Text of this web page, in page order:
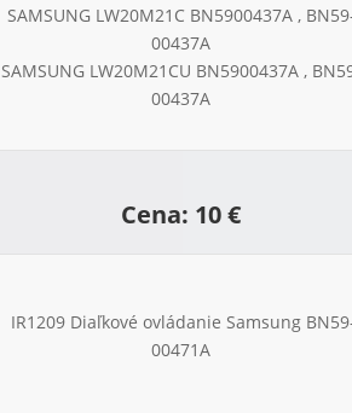
SAMSUNG LW20M21C BN5900437A ,
00437A
SAMSUNG LW20M21CU BN5900437A ,
00437A
Cena: 10 €
IR1209 Diaľkové ovládanie Samsung
00471A